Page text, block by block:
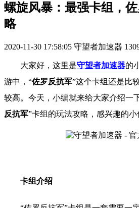
螺旋风暴：最强卡组，
略
2020-11-30 17:58:05 守望者加速器
大家好，这里是守望者加速器的
游中，“佐罗反抗军”这个卡组还是比
较高。今天，小编就来给大家介绍一
反抗军”卡组的玩法攻略，感兴趣的
卡组介绍